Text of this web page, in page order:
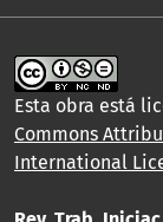
Esta obra está
Commons
International